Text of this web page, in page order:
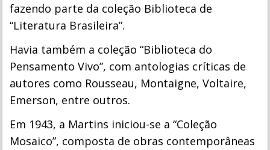
fazendo parte da coleção Biblioteca de
“Literatura Brasileira”.
Havia também a coleção “Biblioteca do
Pensamento Vivo”, com antologias críticas de
autores como Rousseau, Montaigne, Voltaire,
Emerson, entre outros.
Em 1943, a Martins iniciou-se a “Coleção
Mosaico”, composta de obras contemporâneas